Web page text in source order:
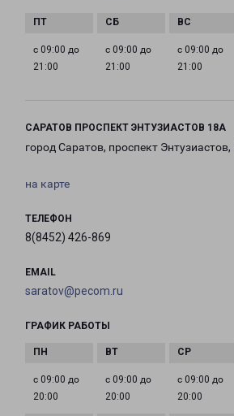
с 09:00 до
21:00
с 09:00 до
21:00
с 09:00 до
21:00
САРАТОВ ПРОСПЕКТ ЭНТУЗИАСТОВ 18А
город Саратов, проспект
на карте
ТЕЛЕФОН
8(8452) 426-869
EMAIL
saratov@pecom.ru
ГРАФИК РАБОТЫ
с 09:00 до
20:00
с 09:00 до
20:00
с 09:00 до
20:00